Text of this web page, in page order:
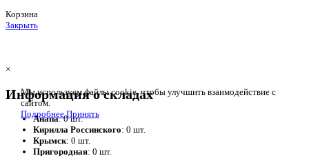
Корзина
Закрыть
Мы используем файлы cookie, чтобы улучшить взаимодействие с
сайтом.
ПодробнееПринять
×
Информация о складах
Анапа: 0 шт.
Кирилла Россинского: 0 шт.
Крымск: 0 шт.
Пригородная: 0 шт.